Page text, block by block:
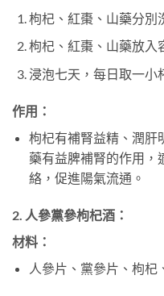
枸杞、紅棗、山藥分別
枸杞、紅棗、山藥放入
浸泡七天，每日取一小
作用：
枸杞有補腎益精、潤肝
藥有益脾補腎的作用，
絡，促進陽氣流通。
2. 人參黨參枸杞酒：
材料：
人參片、黨參片、枸杞